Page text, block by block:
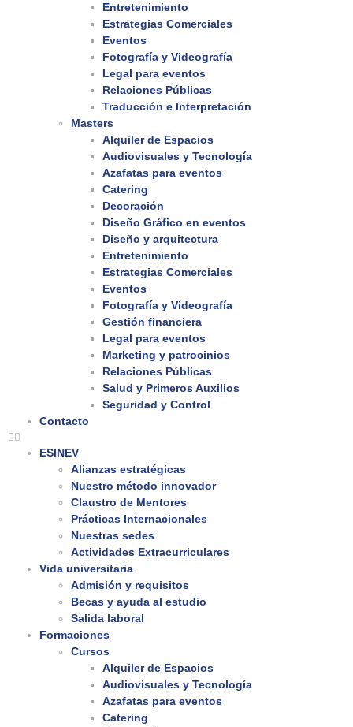
Entretenimiento
Estrategias Comerciales
Eventos
Fotografía y Videografía
Legal para eventos
Relaciones Públicas
Traducción e Interpretación
Masters
Alquiler de Espacios
Audiovisuales y Tecnología
Azafatas para eventos
Catering
Decoración
Diseño Gráfico en eventos
Diseño y arquitectura
Entretenimiento
Estrategias Comerciales
Eventos
Fotografía y Videografía
Gestión financiera
Legal para eventos
Marketing y patrocinios
Relaciones Públicas
Salud y Primeros Auxilios
Seguridad y Control
Contacto
ESINEV
Alianzas estratégicas
Nuestro método innovador
Claustro de Mentores
Prácticas Internacionales
Nuestras sedes
Actividades Extracurriculares
Vida universitaria
Admisión y requisitos
Becas y ayuda al estudio
Salida laboral
Formaciones
Cursos
Alquiler de Espacios
Audiovisuales y Tecnología
Azafatas para eventos
Catering